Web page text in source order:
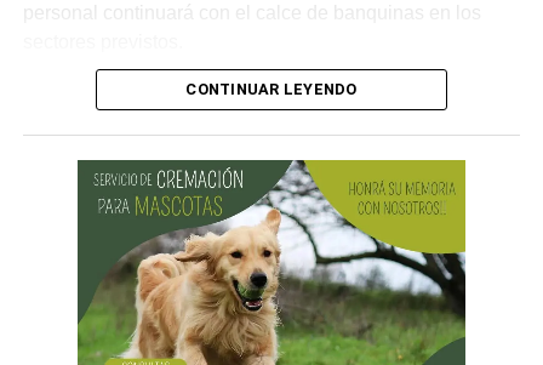
personal continuará con el calce de banquinas en los
Desde Vialidad Nacional informaron que,durante las
próximas semanas, el operativo de bacheo será
CONTINUAR LEYENDO